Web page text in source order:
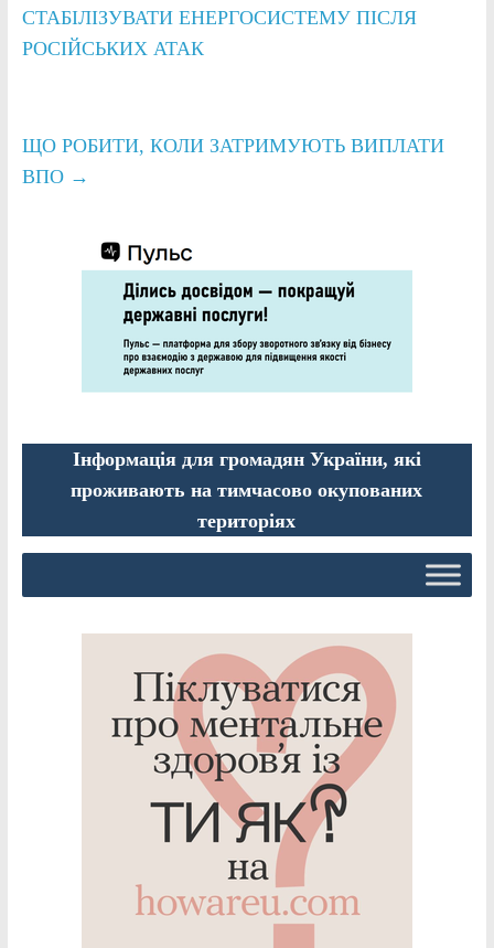
СТАБІЛІЗУВАТИ ЕНЕРГОСИСТЕМУ ПІСЛЯ
РОСІЙСЬКИХ АТАК
ЩО РОБИТИ, КОЛИ ЗАТРИМУЮТЬ ВИПЛАТИ
ВПО →
Інформація для громадян України, які
проживають на тимчасово окупованих
територіях